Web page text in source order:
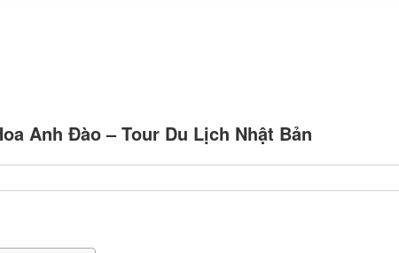
Anh Đào – Tour Du Lịch Nhật Bản